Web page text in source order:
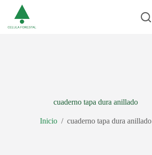
contenido
cuaderno tapa dura anillado
Inicio / cuaderno tapa dura anillado